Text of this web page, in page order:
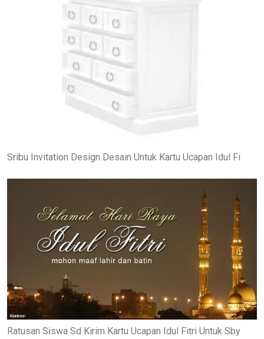
Sribu Invitation Design Desain Untuk Kartu Ucapan Idul Fi
Ratusan Siswa Sd Kirim Kartu Ucapan Idul Fitri Untuk Sby